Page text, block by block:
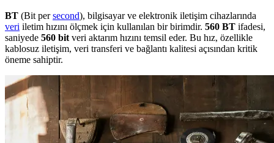
BT (Bit persecond), bilgisayar ve elektronik iletişim cihazlarında
veri iletim hızını ölçmek için kullanılan bir birimdir. 560 BT ifadesi,
saniyede 560 bit veri aktarım hızını temsil eder. Bu hız, özellikle
kablosuz iletişim, veri transferi ve bağlantı kalitesi açısından kritik
öneme sahiptir.